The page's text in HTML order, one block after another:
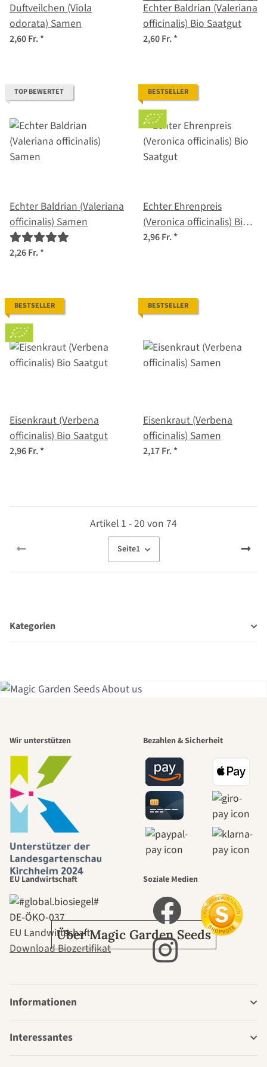
Duftveilchen (Viola
odorata) Samen
2,60 Fr.*
Echter Baldrian (Valeriana
officinalis) Bio Saatgut
2,60 Fr.*
TOP BEWERTET
Echter Baldrian (Valeriana
officinalis) Samen
2,26 Fr.*
BESTSELLER
Echter Ehrenpreis
(Veronica officinalis) Bio
Saatgut
2,96 Fr.*
BESTSELLER
Eisenkraut (Verbena
officinalis) Bio Saatgut
2,96 Fr.*
BESTSELLER
Eisenkraut (Verbena
officinalis) Samen
2,17 Fr.*
Artikel 1 - 20 von 74
Seite1
Kategorien
schönsten
Wege zu uns
selbst führt
durch den
Garten
Über Magic Garden Seeds
Wir unterstützen Bezahlen & Sicherheit
EU Landwirtschaft
DE‑ÖKO‑037
EU Landwirtschaft
Download Biozertifikat
Soziale Medien
Informationen
Interessantes